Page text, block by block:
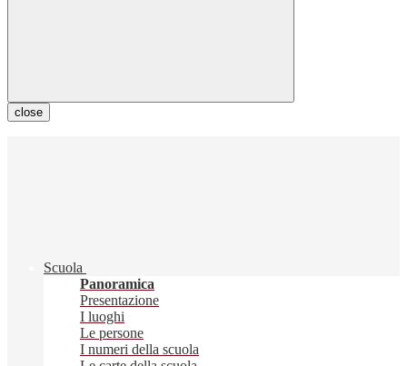
close
Scuola
Panoramica
Presentazione
I luoghi
Le persone
I numeri della scuola